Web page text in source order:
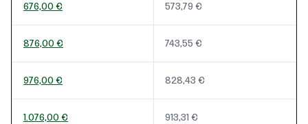
676,00 € 573,79 €
876,00 € 743,55 €
976,00 € 828,43 €
1.076,00 € 913,31 €